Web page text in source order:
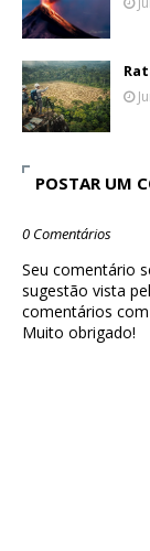
POSTAR UM
0 Comentários
Seu comentário
sugestão vista
comentários
Muito obrigado!